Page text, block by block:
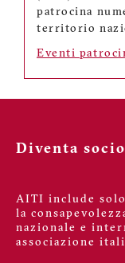
patrocina
territorio
Eventi
Diventa socio
AITI include
la
nazionale e
associazione